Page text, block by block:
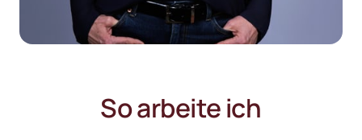
So arbeite ich